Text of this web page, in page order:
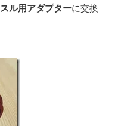
ル用アダプターに交換